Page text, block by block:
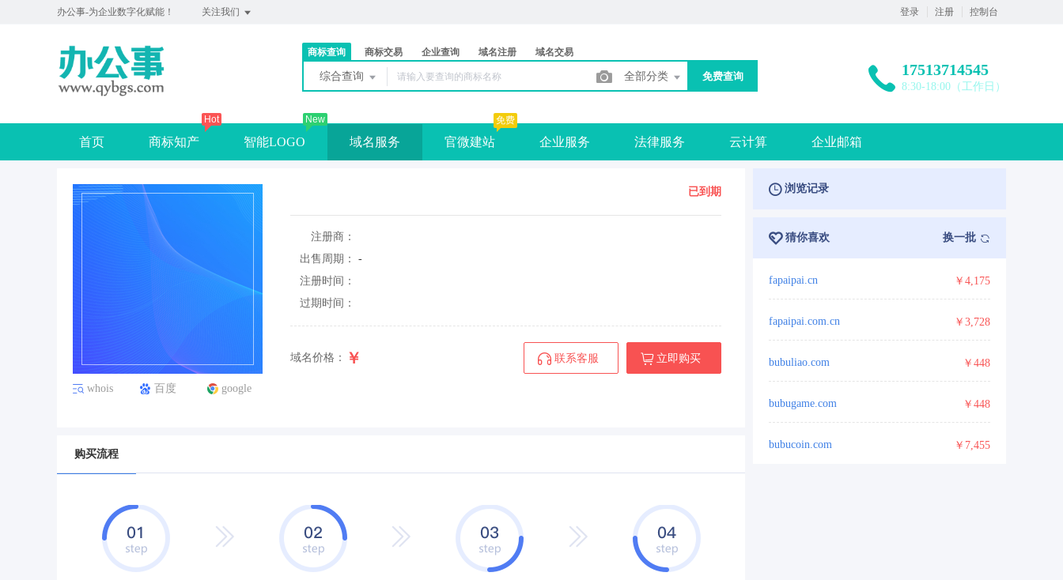
办公事-为企业数字化赋能！ 关注我们 登录 注册 控制台
商标查询 商标交易 企业查询 域名注册 域名交易
综合查询 全部分类 免费查询 17513714545
8:30-18:00（工作日）
首页 商标知产
Hot
智能LOGO
New
域名服务 官微建站
免费
企业服务 法律服务 云计算 企业邮箱
whois 百度 google
已到期
注册商：
出售周期：
-
注册时间：
过期时间：
域名价格： ￥ 立即购买
联系客服
购买流程
浏览记录
猜你喜欢 换一批
fapaipai.cn ￥4,175
fapaipai.com.cn ￥3,728
bubuliao.com ￥448
bubugame.com ￥448
bubucoin.com ￥7,455